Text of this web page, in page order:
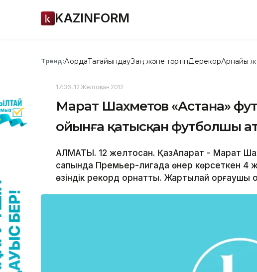
KAZINFORM
Тренд:АқордаТағайындауЗаң және тәртіпДерекқорАрнайы
17:36, 12 Желтоқсан 2012
Марат Шахметов «Астана»
ойынға қатысқан футболшы
АЛМАТЫ. 12 желтоқсан. ҚазАқпарат - Марат
сапында Премьер-лигада өнер көрсеткен 4
өзіндік рекорд орнатты. Жартылай қорғаушы